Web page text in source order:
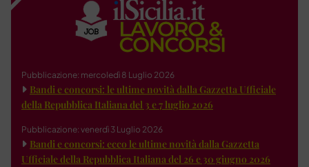
Pubblicazione: mercoledì 8 Luglio 2026
Bandi e concorsi: le ultime novità dalla Gazzetta Ufficiale
della Repubblica Italiana del 3 e 7 luglio 2026
Pubblicazione: venerdì 3 Luglio 2026
Bandi e concorsi: ecco le ultime novità dalla Gazzetta
Ufficiale della Repubblica Italiana del 26 e 30 giugno 2026